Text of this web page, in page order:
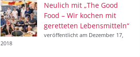
Neulich mit „The Good
Food – Wir kochen mit
geretteten Lebensmitteln“
veröffentlicht am Dezember 17,
2018